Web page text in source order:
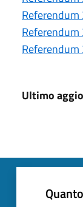
Ultimo